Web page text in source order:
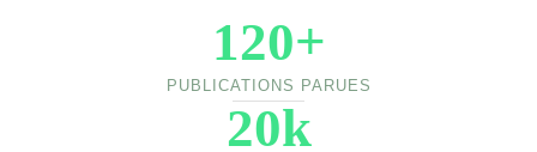
120+
PUBLICATIONS PARUES
20k